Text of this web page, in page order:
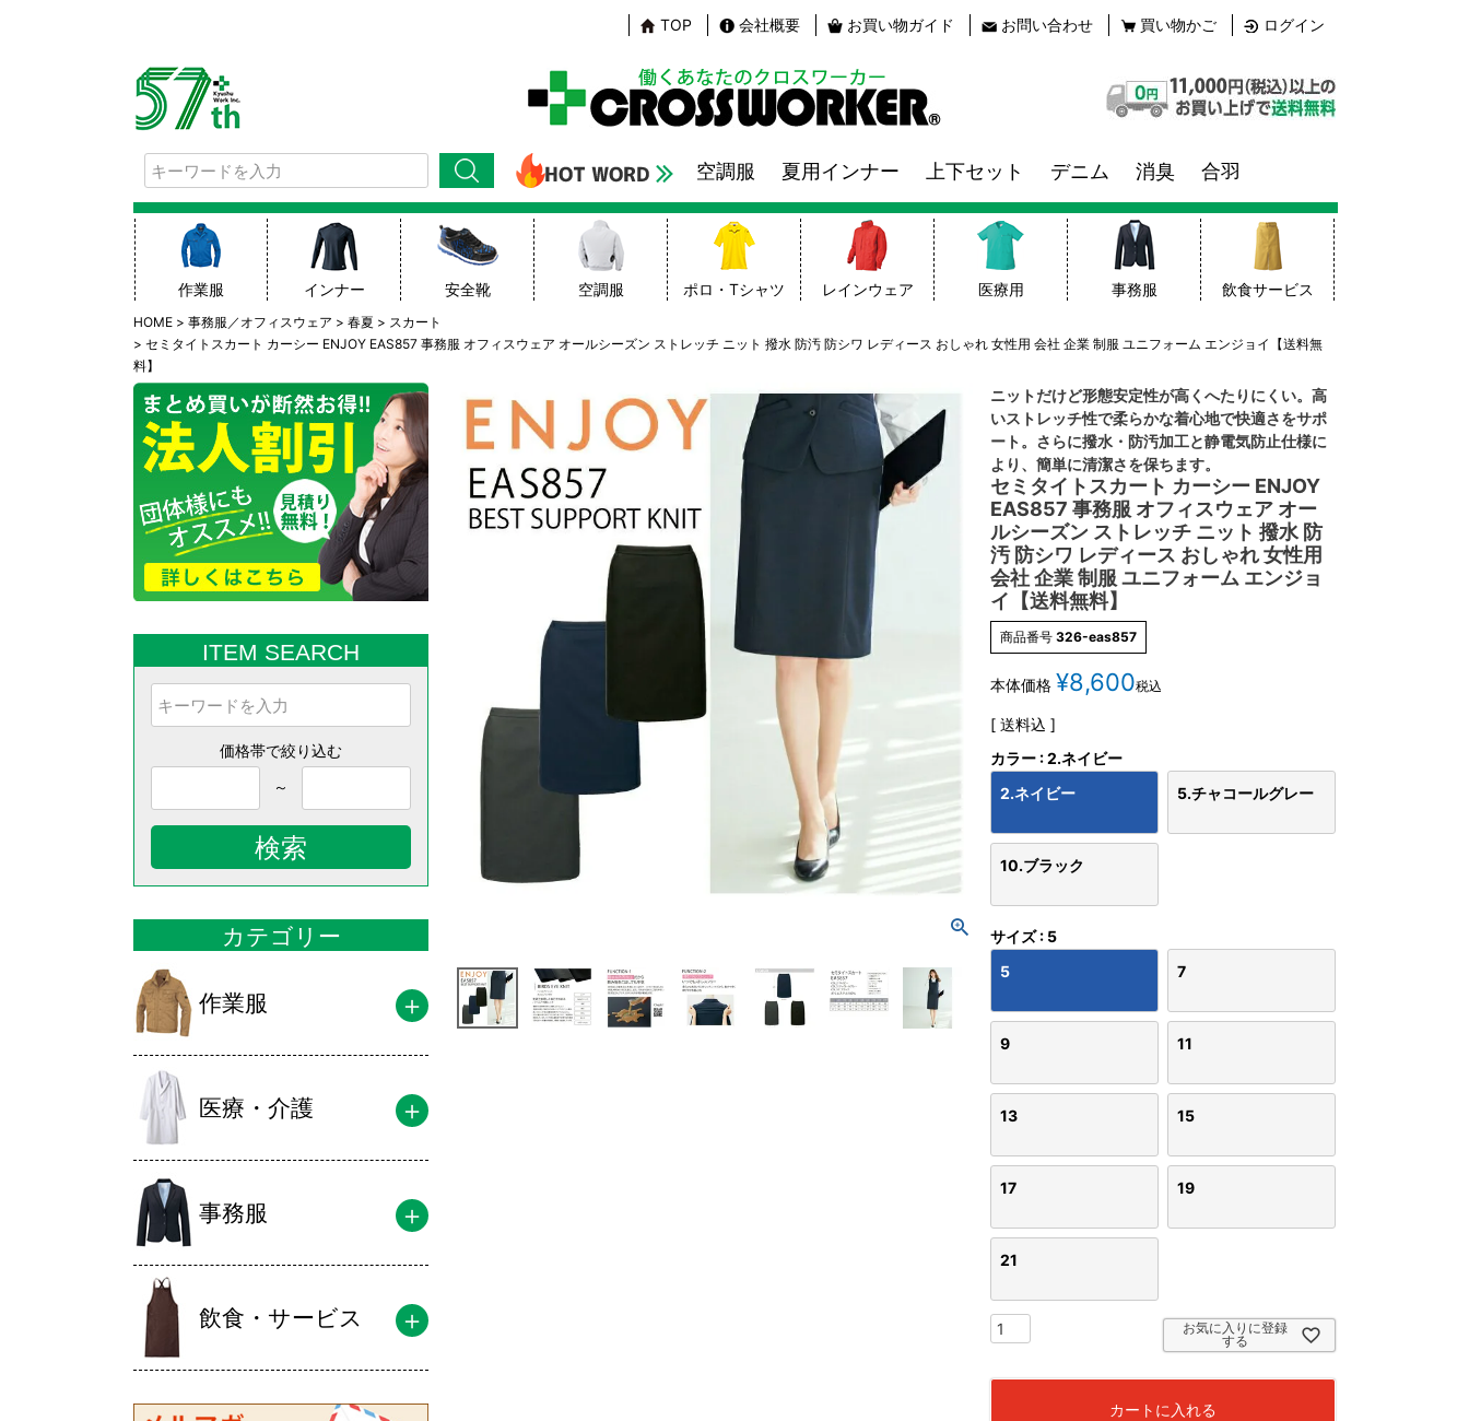
TOP 会社概要 お買い物ガイド お問い合わせ 買い物かご ログイン
検索
空調服 夏用インナー 上下セット デニム 消臭 合羽
作業服 インナー 安全靴 空調服 ポロ・Tシャツ レインウェア 医療用 事務服 飲食サービス
HOME 事務服／オフィスウェア 春夏
スカート
セミタイトスカート カーシー ENJOY EAS857 事務服 オフィスウェア オールシーズン ストレッチ ニット 撥水 防汚 防シワ レディース おしゃれ 女性用 会社 企業 制服 ユニフォーム エンジョイ【送料無
料】
ITEM SEARCH
価格帯で絞り込む
～
検索
カテゴリー
作業服
医療・介護
事務服
飲食・サービス
ニットだけど形態安定性が高くへたりにくい。高
いストレッチ性で柔らかな着心地で快適さをサポ
ート。さらに撥水・防汚加工と静電気防止仕様に
より、簡単に清潔さを保ちます。
セミタイトスカート カーシー ENJOY
EAS857 事務服 オフィスウェア オー
ルシーズン ストレッチ ニット 撥水 防
汚 防シワ レディース おしゃれ 女性用
会社 企業 制服 ユニフォーム エンジョ
イ【送料無料】
商品番号 326-eas857
本体価格 ¥8,600税込
送料込
カラー 2.ネイビー
2.ネイビー
5.チャコールグレー
10.ブラック
サイズ
5
5
7
9 11
13 15
17 19
21
お気に入りに登録
する
カートに入れる